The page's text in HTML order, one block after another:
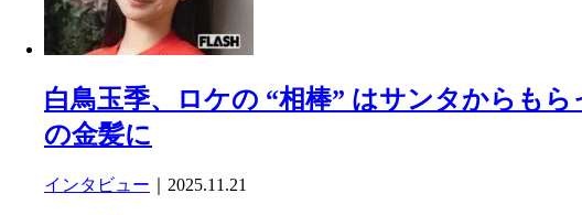
白鳥玉季、ロケの “相棒” はサンタからも
の金髪に
インタビュー ｜2025.11.21